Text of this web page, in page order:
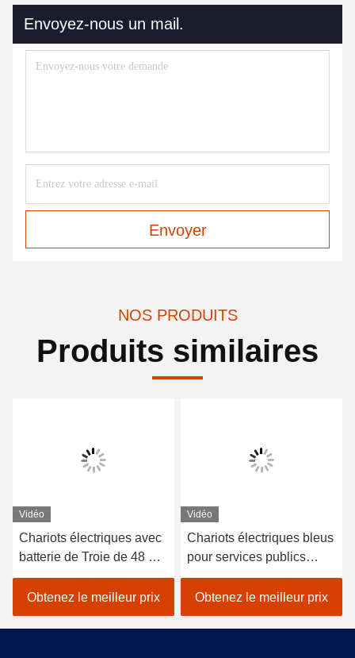
Envoyez-nous un mail.
Envoyer
NOS PRODUITS
Produits similaires
Vidéo
Chariots électriques avec
batterie de Troie de 48 V
et capacité de charge de
600 kg adaptés aux
applications hôtelières et
de clubs de golf
Obtenez le meilleur prix
Vidéo
Chariots électriques bleus
pour services publics
construits avec des
régulateurs haute
fréquence 48v 3,7 kW et
des contrôleurs Curtis
Obtenez le meilleur prix